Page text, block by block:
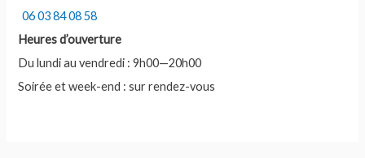
06 03 84 08 58
Heures d’ouverture
Du lundi au vendredi : 9h00—20h00
Soirée et week-end : sur rendez-vous